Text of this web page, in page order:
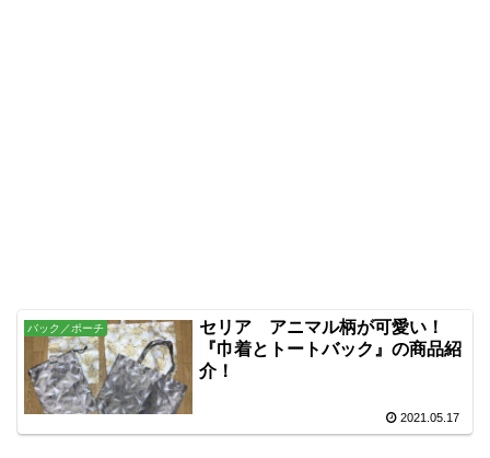
バック／ポーチ
セリア アニマル柄が可愛い！
『巾着とトートバック』の商品紹
介！
2021.05.17